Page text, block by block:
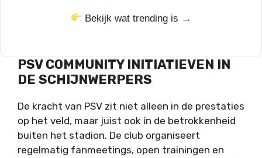
Bekijk wat trending is →
PSV COMMUNITY INITIATIEVEN IN
DE SCHIJNWERPERS
De kracht van PSV zit niet alleen in de prestaties
op het veld, maar juist ook in de betrokkenheid
buiten het stadion. De club organiseert
regelmatig fanmeetings, open trainingen en